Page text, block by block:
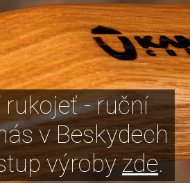
rukojeť - ruční
v Beskydech
výrobyzde.